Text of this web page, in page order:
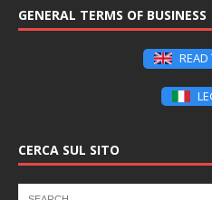
GENERAL TERMS OF BUSINESS
READ
CERCA SUL SITO